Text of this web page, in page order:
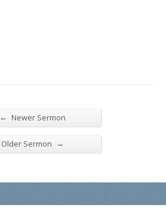
← Newer Sermon
Older Sermon →